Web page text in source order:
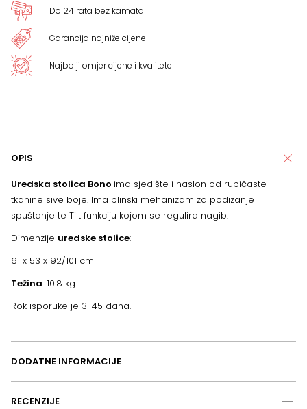
Do 24 rata bez kamata
Garancija najniže cijene
Najbolji omjer cijene i kvalitete
OPIS
Uredska stolica Bono ima sjedište i naslon od rupičaste
tkanine sive boje. Ima plinski mehanizam za podizanje i
spuštanje te Tilt funkciju kojom se regulira nagib.
Dimenzije uredske stolice:
61 x 53 x 92/101 cm
Težina: 10.8 kg
Rok isporuke je 3-45 dana.
DODATNE INFORMACIJE
RECENZIJE